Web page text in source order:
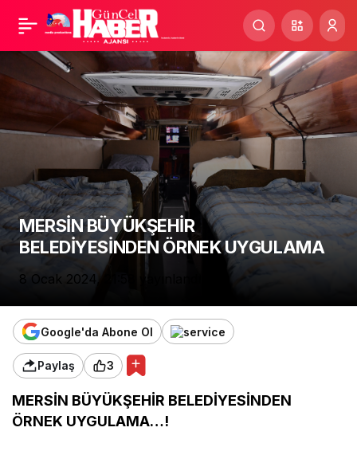
MERSİN BÜYÜKŞEHİR
BELEDİYESİNDEN ÖRNEK UYGULAMA
8 Ocak 2024, 21:58
Google'da Abone Ol
Paylaş 3
MERSİN BÜYÜKŞEHİR BELEDİYESİNDEN
ÖRNEK UYGULAMA…!
BAŞKANLAR
BULUŞMASI
Paylaş